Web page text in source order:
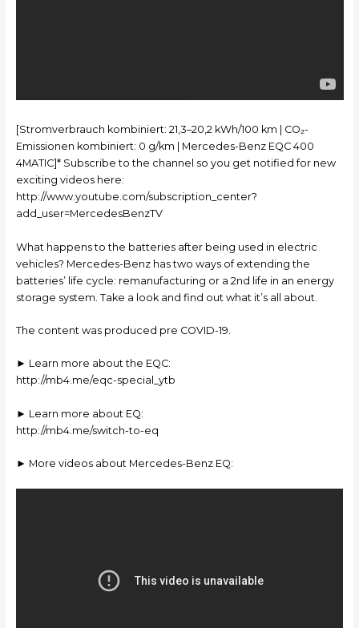
[Stromverbrauch kombiniert: 21,3–20,2 kWh/100 km | CO₂-
Emissionen kombiniert: 0 g/km | Mercedes-Benz EQC 400
4MATIC]* Subscribe to the channel so you get notified for new
exciting videos here:
http://www.youtube.com/subscription_center?
add_user=MercedesBenzTV
What happens to the batteries after being used in electric
vehicles? Mercedes-Benz has two ways of extending the
batteries’ life cycle: remanufacturing or a 2nd life in an energy
storage system. Take a look and find out what it’s all about.
The content was produced pre COVID-19.
► Learn more about the EQC:
http://mb4.me/eqc-special_ytb
► Learn more about EQ:
http://mb4.me/switch-to-eq
► More videos about Mercedes-Benz EQ: